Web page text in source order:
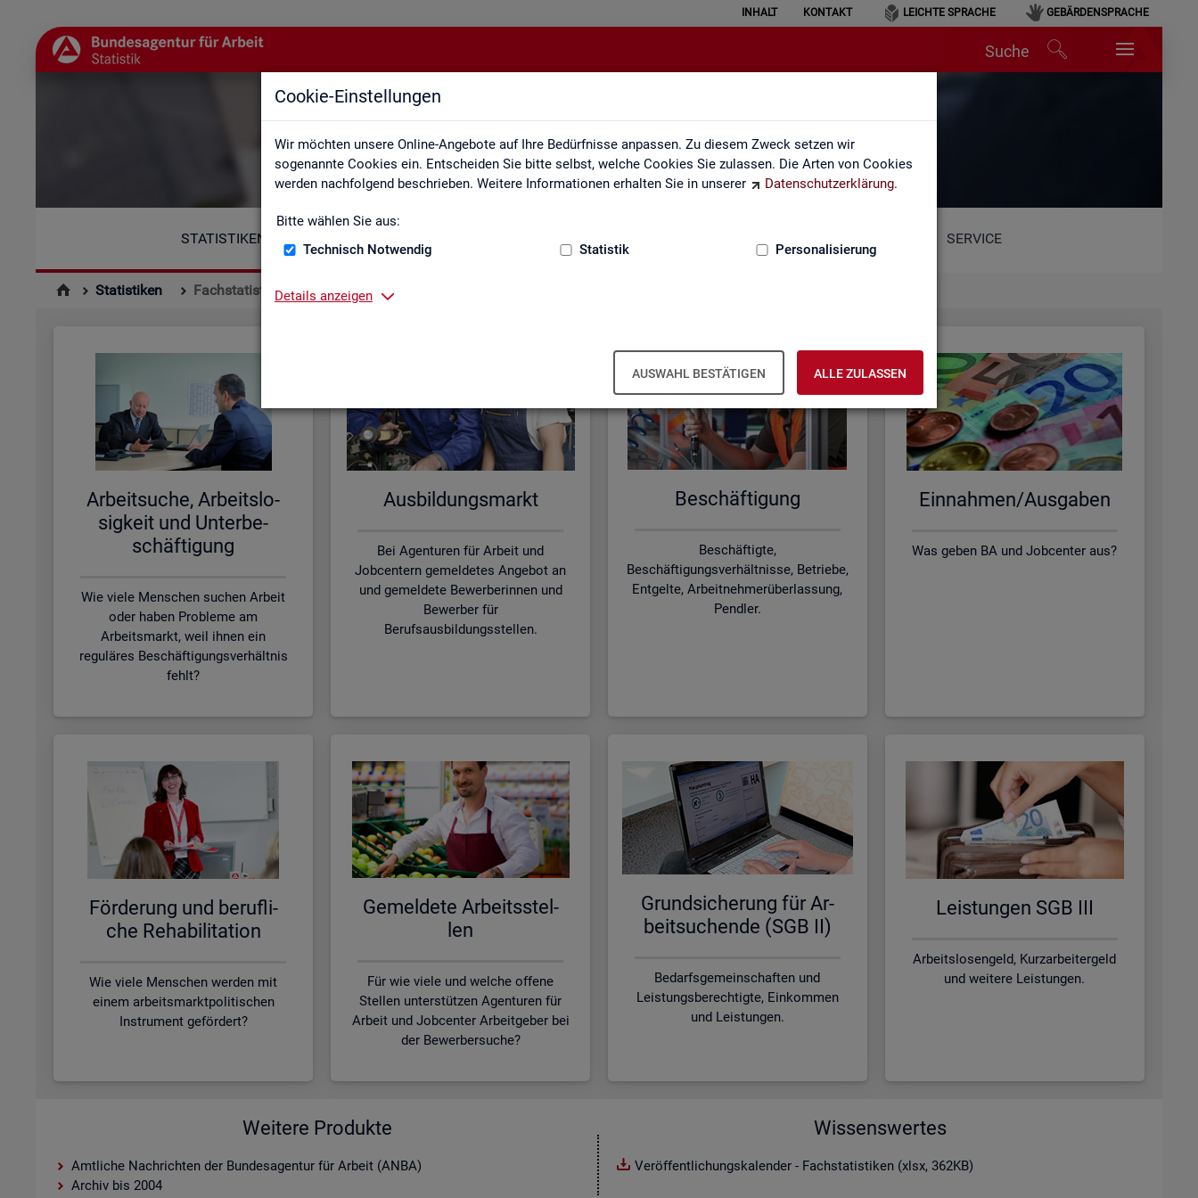
Cookie-Einstellungen
Wir möchten unsere Online-Angebote auf Ihre Bedürfnisse anpassen. Zu diesem Zweck setzen wir
sogenannte Cookies ein. Entscheiden Sie bitte selbst, welche Cookies Sie zulassen. Die Arten von Cookies
werden nachfolgend beschrieben. Weitere Informationen erhalten Sie in unserer
Datenschutzerklärung.
Bitte wählen Sie aus:
Technisch Notwendig
Statistik Personalisierung
Details anzeigen
AUSWAHL BESTÄTIGEN ALLE ZULASSEN
INHALT KONTAKT LEICHTE SPRACHE GEBÄRDENSPRACHE
Suche
Fachstatistiken
STATISTIKEN SERVICE
Statistiken Fachstatistiken
Ar­beit­su­che, Ar­beits­lo­
sig­keit und Un­ter­be­
schäf­ti­gung
Wie viele Menschen suchen Arbeit
oder haben Probleme am
Arbeitsmarkt, weil ihnen ein
reguläres Beschäftigungsverhältnis
fehlt?
Aus­bil­dungs­markt
Bei Agenturen für Arbeit und
Jobcentern gemeldetes Angebot an
und gemeldete Bewerberinnen und
Bewerber für
Berufsausbildungsstellen.
Be­schäf­ti­gung
Beschäftigte,
Beschäftigungsverhältnisse, Betriebe,
Entgelte, Arbeitnehmerüberlassung,
Pendler.
Ein­nah­men/Aus­ga­ben
Was geben BA und Jobcenter aus?
För­de­rung und be­ruf­li­
che Re­ha­bi­li­ta­ti­on
Wie viele Menschen werden mit
einem arbeitsmarktpolitischen
Instrument gefördert?
Ge­mel­de­te Ar­beits­stel­
len
Für wie viele und welche offene
Stellen unterstützen Agenturen für
Arbeit und Jobcenter Arbeitgeber bei
der Bewerbersuche?
Grund­si­che­rung für Ar­
beit­su­chen­de (SGB II)
Bedarfsgemeinschaften und
Leistungsberechtigte, Einkommen
und Leistungen.
Leis­tun­gen SGB III
Arbeitslosengeld, Kurzarbeitergeld
und weitere Leistungen.
Weitere Produkte
Amtliche Nachrichten der Bundesagentur für Arbeit (ANBA)
Archiv bis 2004
Wissenswertes
Veröffentlichungskalender - Fachstatistiken (xlsx, 362KB)